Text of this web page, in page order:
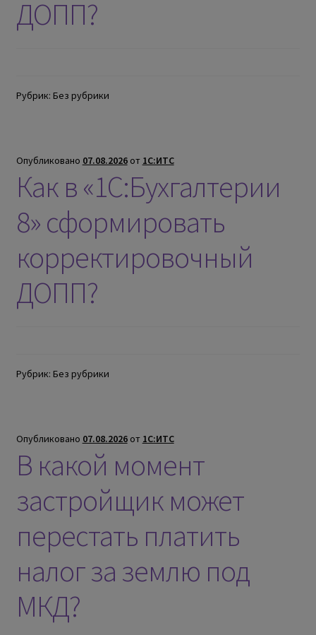
ДОПП?
Рубрик: Без рубрики
Опубликовано 07.08.2026 от 1С:ИТС
Как в «1С:Бухгалтерии
8» сформировать
корректировочный
ДОПП?
Рубрик: Без рубрики
Опубликовано 07.08.2026 от 1С:ИТС
В какой момент
застройщик может
перестать платить
налог за землю под
МКД?